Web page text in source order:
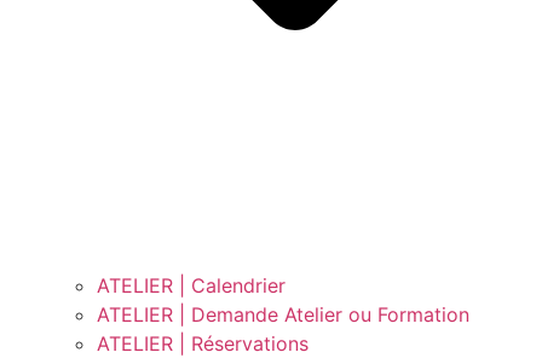
ATELIER | Calendrier
ATELIER | Demande Atelier ou Formation
ATELIER | Réservations